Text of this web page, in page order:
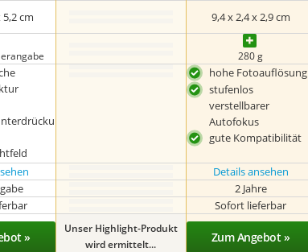
5,2 cm 9,4 x 2,4 x 2,9 cm
280 g
hohe Fotoauflösung
stufenlos
verstellbarer
Autofokus
gute Kompatibilität
Details ansehen
2 Jahre
Sofort lieferbar
»
Unser Highlight-Produkt
wird ermittelt...
Zum Angebot »